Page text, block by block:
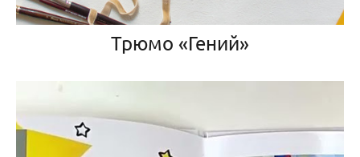
Трюмо «Гений»